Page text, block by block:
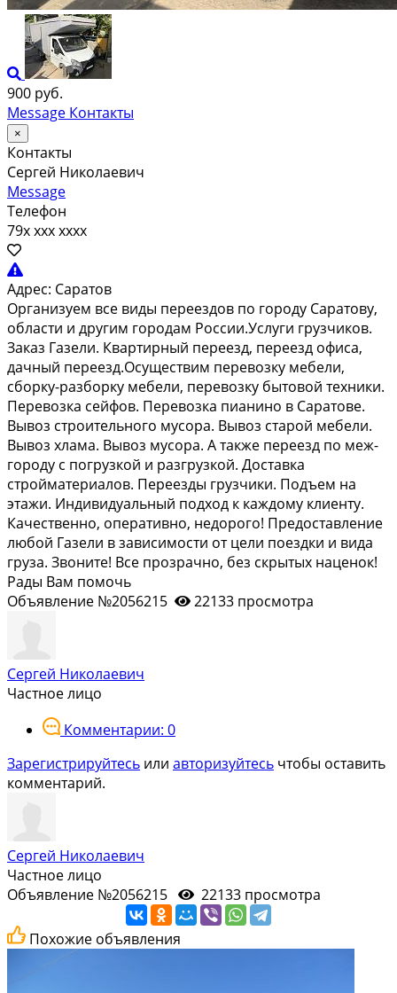
900 руб.
Message Контакты
×
Контакты
Сергей Николаевич
Message
Телефон
79x xxx xxxx
Адрес: Саратов
Организуем все виды переездов по городу Саратову,
области и другим городам России.Услуги грузчиков.
Заказ Газели. Квартирный переезд, переезд офиса,
дачный переезд.Осуществим перевозку мебели,
сборку-разборку мебели, перевозку бытовой техники.
Перевозка сейфов. Перевозка пианино в Саратове.
Вывоз строительного мусора. Вывоз старой мебели.
Вывоз хлама. Вывоз мусора. А также переезд по меж-
городу с погрузкой и разгрузкой. Доставка
стройматериалов. Переезды грузчики. Подъем на
этажи. Индивидуальный подход к каждому клиенту.
Качественно, оперативно, недорого! Предоставление
любой Газели в зависимости от цели поездки и вида
груза. Звоните! Все прозрачно, без скрытых наценок!
Рады Вам помочь
Объявление №2056215
22133 просмотра
Сергей Николаевич
Частное лицо
Комментарии: 0
Зарегистрируйтесь или авторизуйтесь чтобы оставить
комментарий.
Сергей Николаевич
Частное лицо
Объявление №2056215
22133 просмотра
Похожие объявления